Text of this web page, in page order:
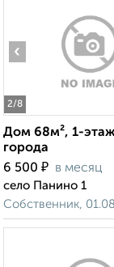
2/8
‹
Дом 68м², 1-
города
6 500 ₽ в месяц
село Панино 1
Собственник,